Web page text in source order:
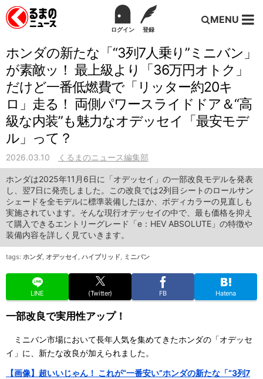
ログイン 登録
MENU
ホンダの新たな「“3列7人乗り”ミニバン」
が素敵ッ！ 最上級より「36万円オトク」
だけど一番低燃費で「リッター約20キ
ロ」走る！ 両側パワースライドドア＆“高
級な内装”も魅力なオデッセイ「最安モデ
ル」って？
2026.03.10 くるまのニュース編集部
ホンダは2025年11月6日に「オデッセイ」の一部改良モデルを発表
し、翌7日に発売しました。この改良では2列目シートのロールサン
シェードを全モデルに標準装備したほか、ボディカラーの見直しも
実施されています。そんな現行オデッセイの中で、最も価格を抑え
て購入できるエントリーグレード「e：HEV ABSOLUTE」の特徴や
装備内容を詳しく見ていきます。
tags: ホンダ, オデッセイ, ハイブリッド, ミニバン
LINE (Twitter) FB Hatena
一部改良で実用性アップ！
ミニバン市場において長年人気を集めてきたホンダの「オデッセ
イ」に、新たな改良が加えられました。
【画像】超いいじゃん！ これが“一番安い”ホンダの新たな「“3列7